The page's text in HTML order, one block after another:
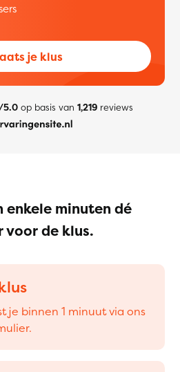
je klus
5.0op basis van 1,219reviews
enkele minuten dé
voor de klus.
je binnen 1 minuut via ons